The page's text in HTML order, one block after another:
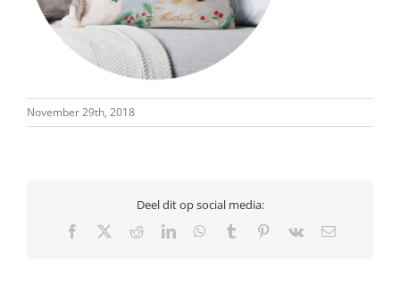
November 29th, 2018
Deel dit op social media:
Facebook RedditLinkedInWhatsApp
Tumblr Pinterest
Vk Email